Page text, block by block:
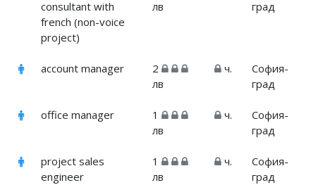
consultant with
french (non-voice
project)
лв град
account manager
2
лв
ч.
София-
град
office manager
1
лв
ч.
София-
град
project sales
engineer
1
лв
ч.
София-
град